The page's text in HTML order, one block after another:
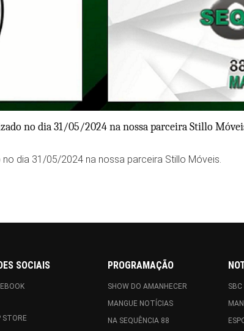
no dia 31/05/2024 na nossa parceira Stillo
dia 31/05/2024 na nossa parceira Stillo Móveis.
SOCIAIS
STORE
PROGRAMAÇÃO
SHOW DO AMANHECER
MANGUE NOTÍCIAS
NA SEQUÊNCIA 88
SBC